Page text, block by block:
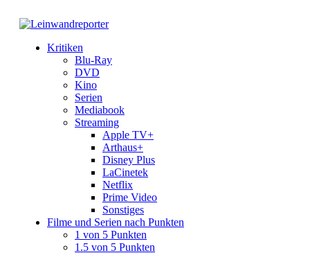
Kritiken
Blu-Ray
DVD
Kino
Serien
Mediabook
Streaming
Apple TV+
Arthaus+
Disney Plus
LaCinetek
Netflix
Prime Video
Sonstiges
Filme und Serien nach Punkten
1 von 5 Punkten
1.5 von 5 Punkten